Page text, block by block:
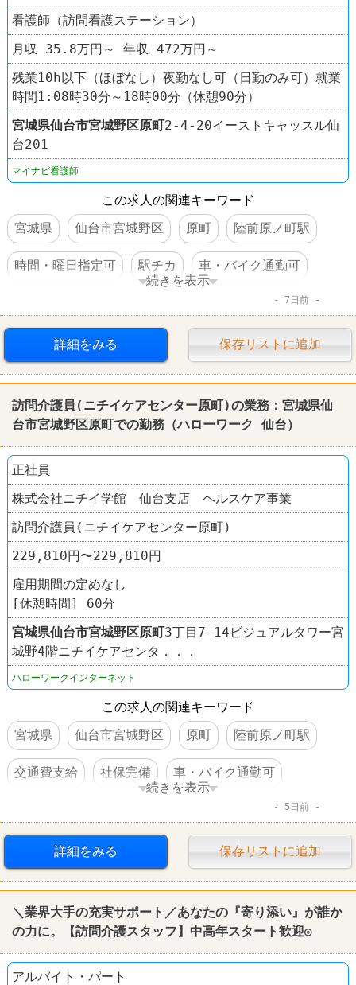
看護師（訪問看護ステーション）
月収 35.8万円～ 年収 472万円～
残業10h以下（ほぼなし）夜勤なし可（日勤のみ可）就業
時間1:08時30分～18時00分（休憩90分）
宮城県仙台市宮城野区原町2-4-20イーストキャッスル仙
台201
マイナビ看護師
この求人の関連キーワード
宮城県
仙台市宮城野区 原町 陸前原ノ町駅
時間・曜日指定可 駅チカ 車・バイク通勤可
続きを表示
7日前
詳細をみる 保存リストに追加
訪問介護員(ニチイケアセンター原町)の業務：宮城県仙
台市宮城野区原町での勤務（ハローワーク 仙台）
正社員
株式会社ニチイ学館 仙台支店 ヘルスケア事業
訪問介護員(ニチイケアセンター原町)
229,810円〜229,810円
雇用期間の定めなし
[休憩時間] 60分
宮城県仙台市宮城野区原町3丁目7-14ビジュアルタワー宮
城野4階ニチイケアセンタ．．．
ハローワークインターネット
この求人の関連キーワード
宮城県
仙台市宮城野区 原町 陸前原ノ町駅
交通費支給 社保完備 車・バイク通勤可
続きを表示
5日前
詳細をみる 保存リストに追加
＼業界大手の充実サポート／あなたの『寄り添い』が誰か
の力に。【訪問介護スタッフ】中高年スタート歓迎◎
アルバイト・パート